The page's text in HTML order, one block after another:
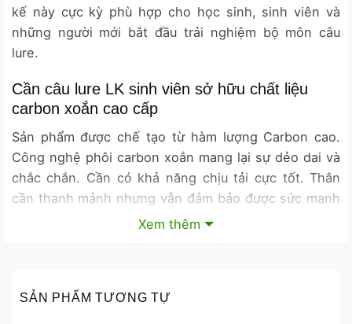
kế này cực kỳ phù hợp cho học sinh, sinh viên và
những người mới bắt đầu trải nghiệm bộ môn câu
lure.
Cần câu lure LK sinh viên sở hữu chất liệu
carbon xoắn cao cấp
Sản phẩm được chế tạo từ hàm lượng Carbon cao.
Công nghệ phôi carbon xoắn mang lại sự dẻo dai và
chắc chắn. Cần có khả năng chịu tải cực tốt. Thân
cần thanh mảnh nhưng vẫn đảm bảo được sức mạnh
tối đa khi dòng các loại cá lớn.
cao cấp. Dàn khoen này giúp tản nhiệt nhanh và bảo
Xem thêm
SẢN PHẨM TƯƠNG TỰ